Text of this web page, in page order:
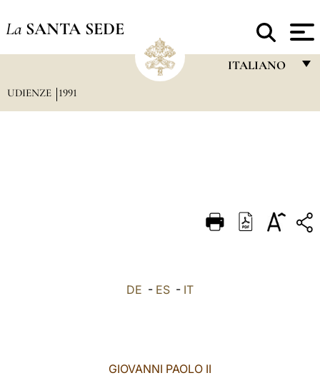
La SANTA SEDE
ITALIANO
DEUTSCH
UDIENZE 1991
DE - ES - IT
GIOVANNI PAOLO II